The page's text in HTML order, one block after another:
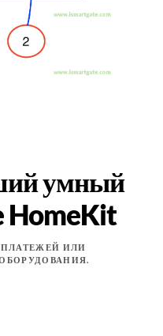
умный
HomeKit
ИЛИ